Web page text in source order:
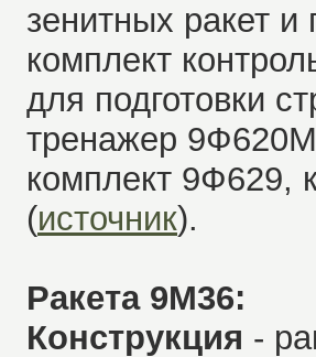
зенитных ракет и
комплект
для подготовки
тренажер
комплект 9Ф629,
(источник).
Ракета 9М36:
Конструкция -